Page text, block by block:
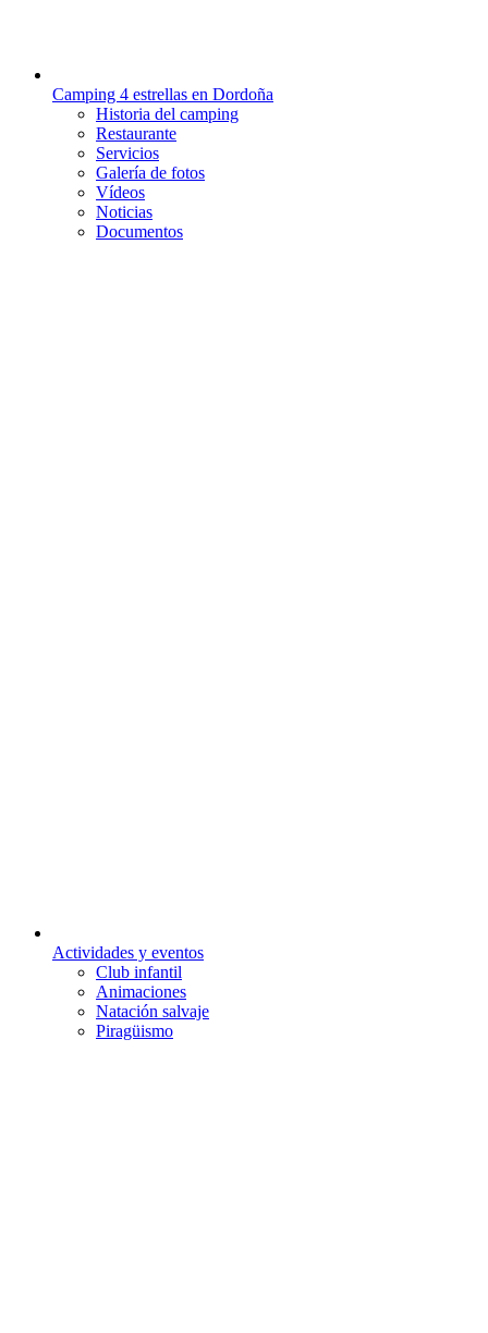
Camping 4 estrellas en Dordoña
Historia del camping
Restaurante
Servicios
Galería de fotos
Vídeos
Noticias
Documentos
Actividades y eventos
Club infantil
Animaciones
Natación salvaje
Piragüismo